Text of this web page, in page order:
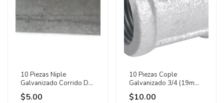
10 Piezas Niple
Galvanizado Corrido De
3/4 C150 Meer
$5.00
10 Piezas Cople
Galvanizado 3/4 (19mm)
C150 Meer
$10.00